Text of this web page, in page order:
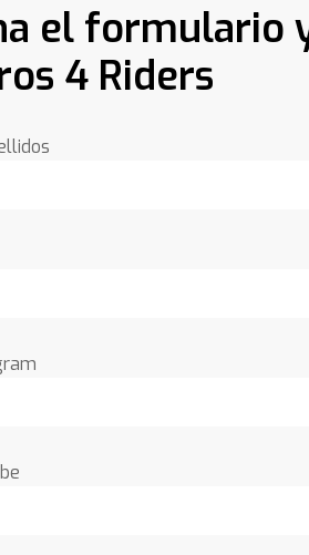
el formulario
4 Riders